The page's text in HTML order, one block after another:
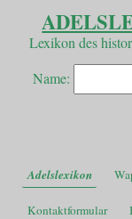
Lexikon des
Name:
Adelslexikon
Kontaktformular